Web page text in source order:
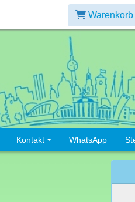
Warenkorb
Kontakt WhatsApp